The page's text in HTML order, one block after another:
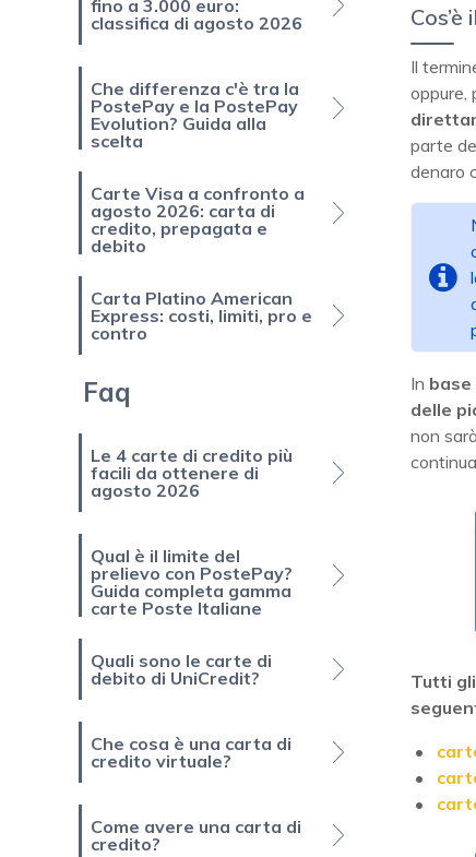
fino a 3.000 euro:
classifica di agosto 2026
Che differenza c'è tra la
PostePay e la PostePay
Evolution? Guida alla
scelta
Carte Visa a confronto a
agosto 2026: carta di
credito, prepagata e
debito
Carta Platino American
Express: costi, limiti, pro e
contro
Faq
Le 4 carte di credito più
facili da ottenere di
agosto 2026
Qual è il limite del
prelievo con PostePay?
Guida completa gamma
carte Poste Italiane
Quali sono le carte di
debito di UniCredit?
Che cosa è una carta di
credito virtuale?
Come avere una carta di
credito?
Il
oppure,
parte
denaro
In
delle
non
Tutti